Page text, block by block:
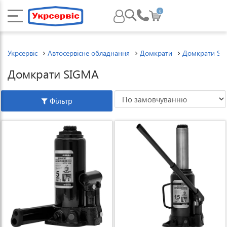
0
Укрсервіс Автосервісне обладнання Домкрати Домкрати
Домкрати SIGMA
Фільтр